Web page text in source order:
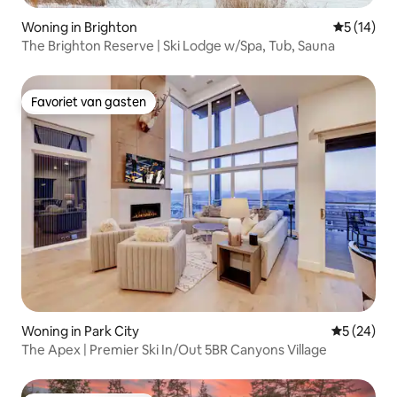
Woning in Brighton
5 (14)
The Brighton Reserve | Ski Lodge w/Spa, Tub, Sauna
Favoriet van gasten
Favoriet van gasten
Woning in Park City
5 (24)
The Apex | Premier Ski In/Out 5BR Canyons Village